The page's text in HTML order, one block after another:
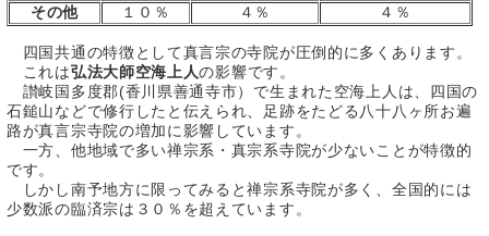
その他
１０％ ４％ ４％
四国共通の特徴として真言宗の寺院が圧倒的に多くあります。
これは弘法大師空海上人の影響です。
讃岐国多度郡(香川県善通寺市）で生まれた空海上人は、四国の
石鎚山などで修行したと伝えられ、足跡をたどる八十八ヶ所お遍
路が真言宗寺院の増加に影響しています。
一方、他地域で多い禅宗系・真宗系寺院が少ないことが特徴的
です。
しかし南予地方に限ってみると禅宗系寺院が多く、全国的には
少数派の臨済宗は３０％を超えています。